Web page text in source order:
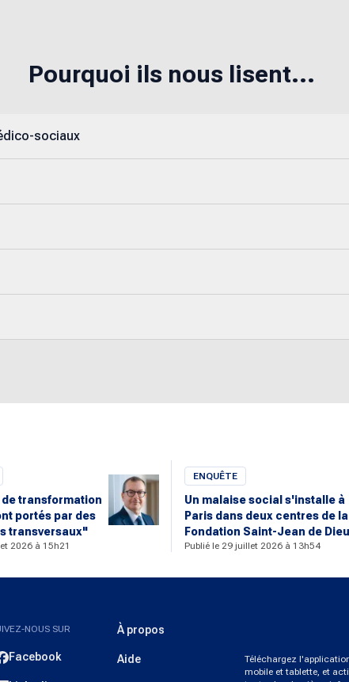
Pourquoi ils nous lisent...
sociaux
transformation
portés par des
transversaux"
2026 à 15h21
ENQUÊTE
Un malaise social s'installe à
Paris dans deux centres de la
Fondation Saint-Jean de Dieu
Publié le 29 juillet 2026 à 13h54
NOUS SUR
Facebook
À propos
Aide
Téléchargez
mobile et tablette, et